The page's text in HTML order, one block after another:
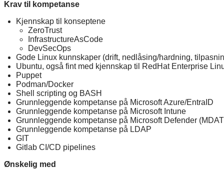
Krav til kompetanse
Kjennskap til konseptene
ZeroTrust
InfrastructureAsCode
DevSecOps
Gode Linux kunnskaper (drift, nedlåsing/hardning,
Ubuntu, også fint med kjennskap til RedHat Enterprise
Puppet
Podman/Docker
Shell scripting og BASH
Grunnleggende kompetanse på Microsoft Azure/EntraID
Grunnleggende kompetanse på Microsoft Intune
Grunnleggende kompetanse på Microsoft Defender
Grunnleggende kompetanse på LDAP
GIT
Gitlab CI/CD pipelines
Ønskelig med